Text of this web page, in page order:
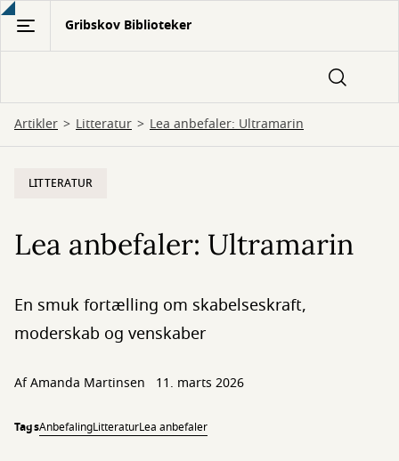
Gå
hovedindhold
Gribskov Biblioteker
Artikler Litteratur Lea anbefaler: Ultramarin
LITTERATUR
Lea anbefaler: Ultramarin
En smuk fortælling om skabelseskraft,
moderskab og venskaber
AfAmanda Martinsen 11. marts 2026
TagsAnbefalingLitteraturLea anbefaler